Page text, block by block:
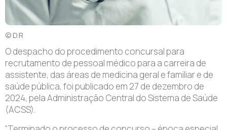
© D.R
Odespacho do procedimento concursal para
recrutamento de pessoal médico para a carreira de
assistente, das áreas de medicina geral e familiar e de
saúde pública, foi publicado em 27 de dezembro de
2024, pela Administração Central do Sistema de Saúde
(ACSS).